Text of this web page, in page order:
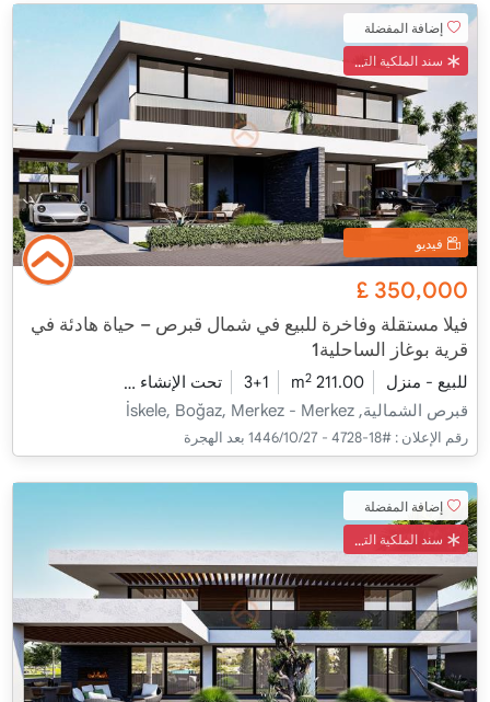
إضافة المفضلة
سند الملكية التركي
فيديو
350,000
£
فيلا مستقلة وفاخرة للبيع في شمال قبرص – حياة هادئة في
قرية بوغاز الساحلية1
للبيع - منزل 211.00 m
2
3+1 تحت الإنشاء
قبرص الشمالية, İskele, Boğaz, Merkez - Merkez
رقم الإعلان : #18-4728 - 27‏‏/10‏‏/1446 بعد الهجرة
إضافة المفضلة
سند الملكية التركي